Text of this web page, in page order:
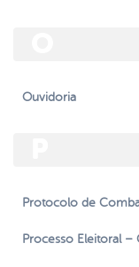
Ouvidoria
Protocolo de
Processo Eleitoral –